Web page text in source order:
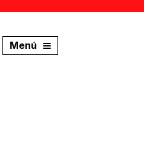
Menú